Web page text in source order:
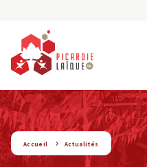
string(9) « actualite »
Accueil Actualités